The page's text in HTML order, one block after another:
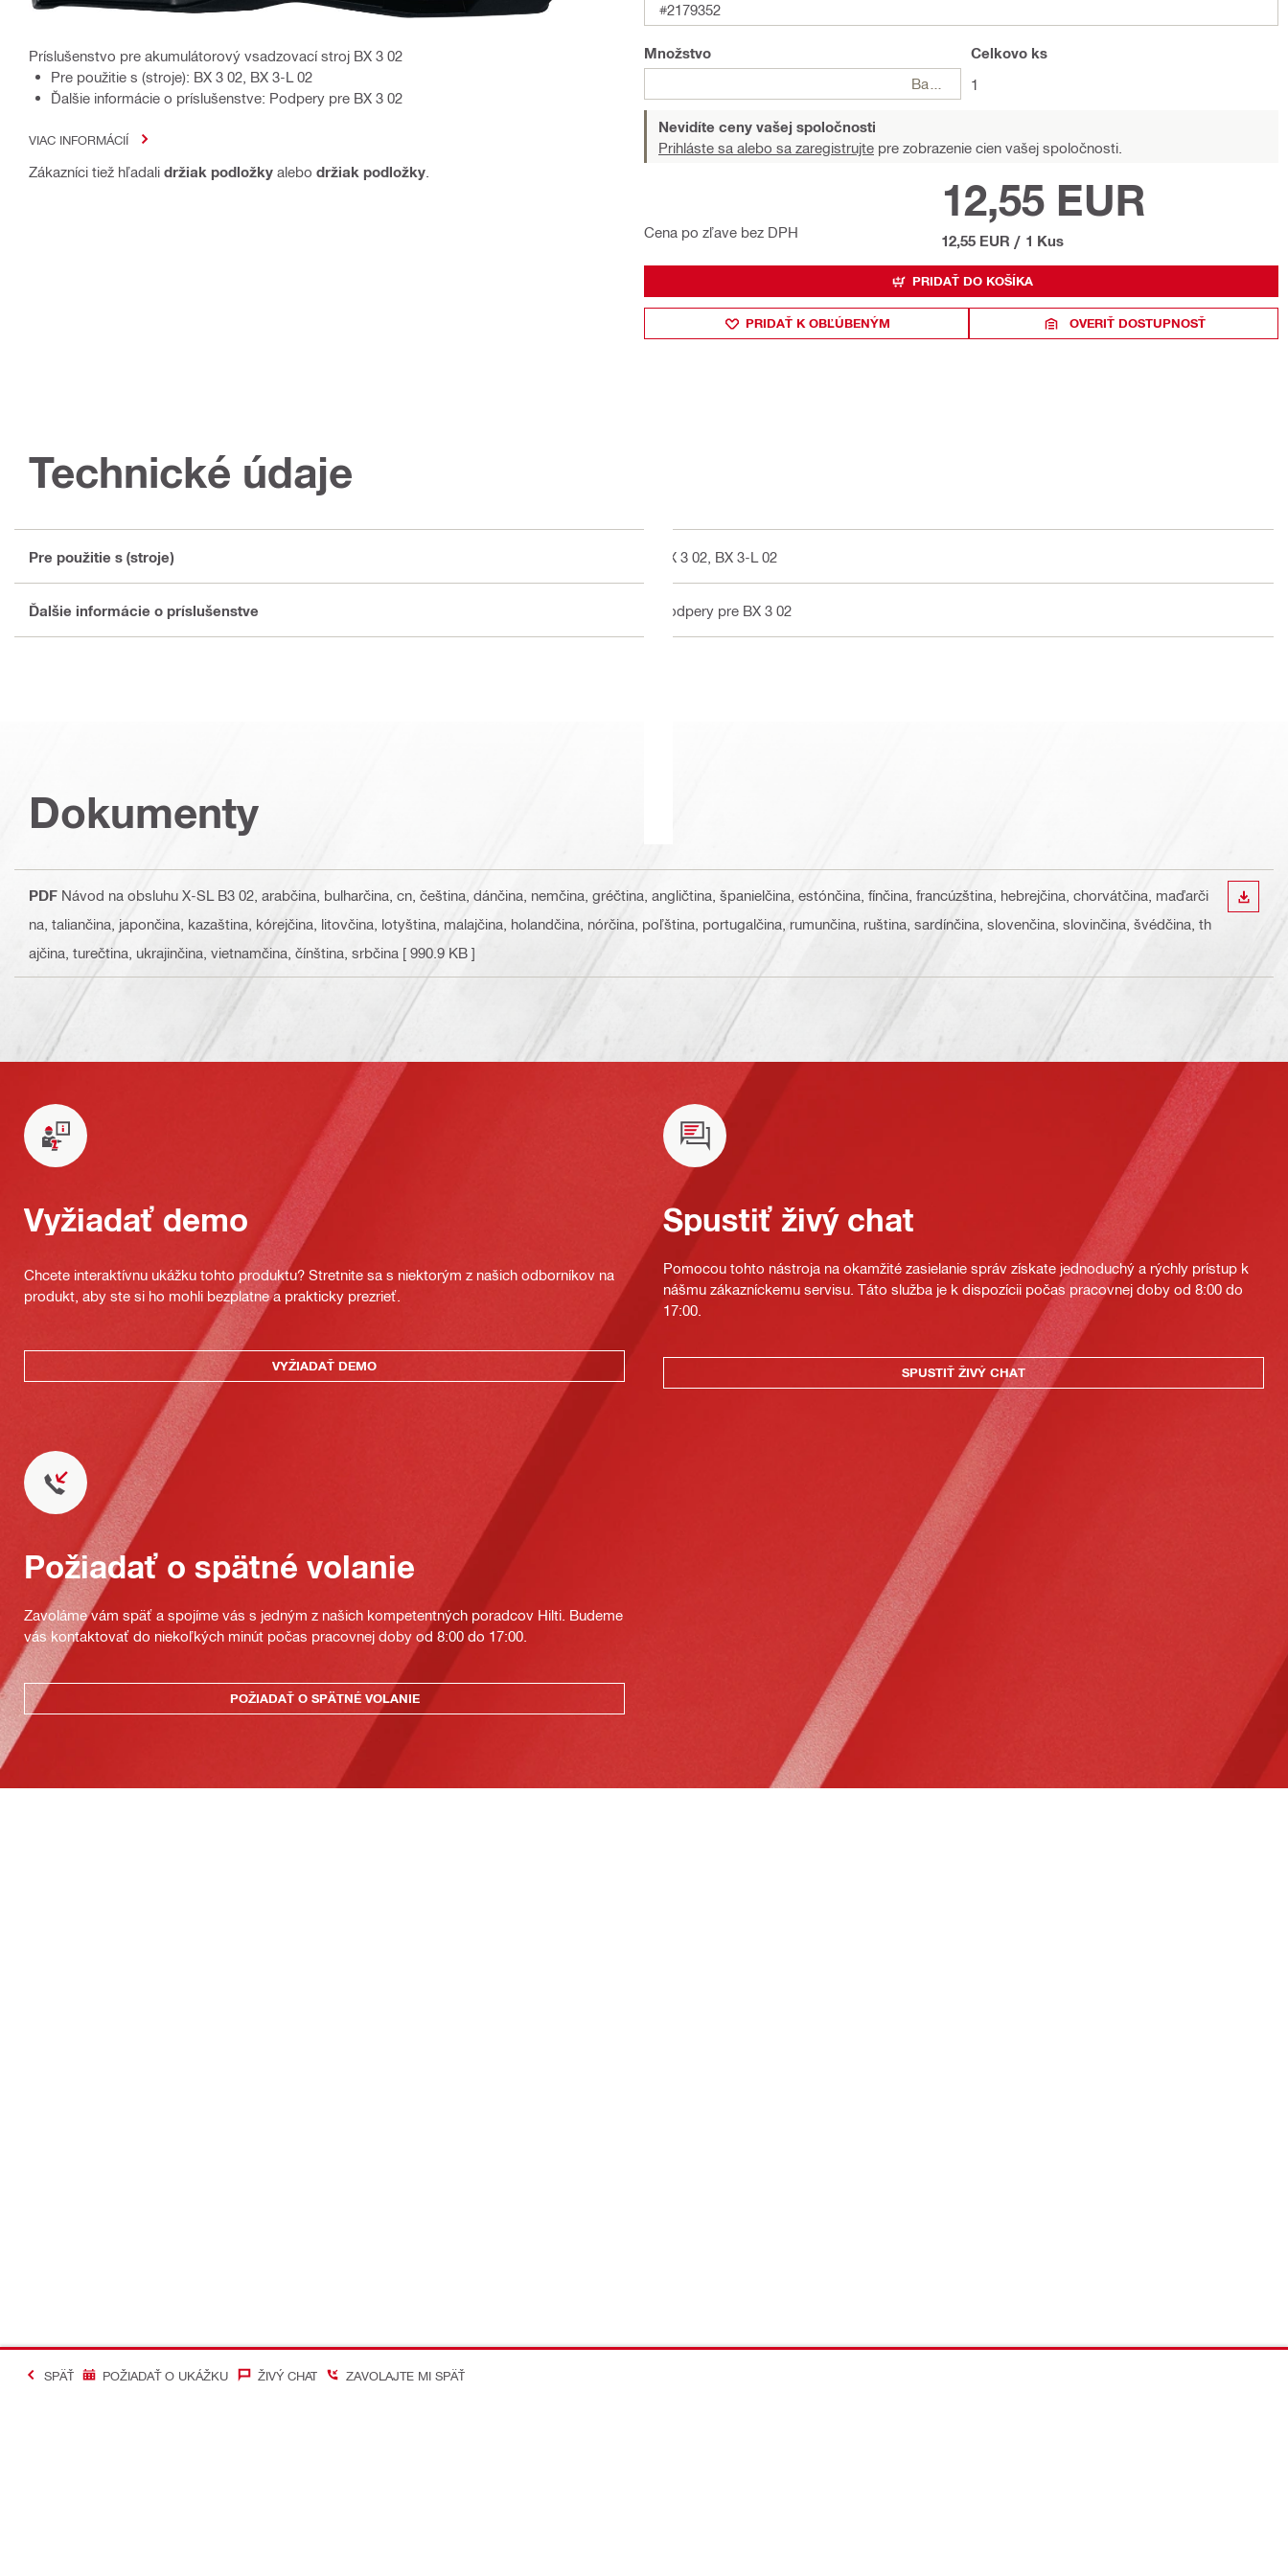
Príslušenstvo pre akumulátorový vsadzovací stroj BX 3 02
Pre použitie s (stroje): BX 3 02, BX 3-L 02
Ďalšie informácie o príslušenstve: Podpery pre BX 3 02
VIAC INFORMÁCIÍ
Zákazníci tiež hľadali držiak podložky alebo držiak podložky
#2179352
Množstvo
Celkovo ks
1
Nevidíte ceny vašej spoločnosti
Prihláste sa alebo sa zaregistrujte pre zobrazenie cien vašej spoločnosti.
Cena po zľave bez DPH
12,55 EUR
12,55 EUR / 1 Kus
PRIDAŤ DO KOŠÍKA
PRIDAŤ K OBĽÚBENÝM OVERIŤ DOSTUPNOSŤ
Technické údaje
Pre použitie s (stroje) BX 3 02, BX 3-L 02
Ďalšie informácie o príslušenstve Podpery pre BX 3 02
Dokumenty
PDF Návod na obsluhu X-SL B3 02 , arabčina, bulharčina, cn, čeština, dánčina, nemčina, gréčtina, angličtina, španielčina, estónčina, fínčina, francúzština, hebrejčina, chorvátčina, maďarči
na, taliančina, japončina, kazaština, kórejčina, litovčina, lotyština, malajčina, holandčina, nórčina, poľština, portugalčina, rumunčina, ruština, sardínčina, slovenčina, slovinčina, švédčina, th
ajčina, turečtina, ukrajinčina, vietnamčina, čínština, srbčina [ 990.9 KB ]
Vyžiadať demo
Chcete interaktívnu ukážku tohto produktu? Stretnite sa s niektorým z našich odborníkov na
produkt, aby ste si ho mohli bezplatne a prakticky prezrieť.
VYŽIADAŤ DEMO
Spustiť živý chat
Pomocou tohto nástroja na okamžité zasielanie správ získate jednoduchý a rýchly prístup k
nášmu zákazníckemu servisu. Táto služba je k dispozícii počas pracovnej doby od 8:00 do
17:00.
SPUSTIŤ ŽIVÝ CHAT
Požiadať o spätné volanie
Zavoláme vám späť a spojíme vás s jedným z našich kompetentných poradcov Hilti. Budeme
vás kontaktovať do niekoľkých minút počas pracovnej doby od 8:00 do 17:00.
POŽIADAŤ O SPÄTNÉ VOLANIE
SPÄŤ POŽIADAŤ O UKÁŽKU ŽIVÝ CHAT ZAVOLAJTE MI SPÄŤ